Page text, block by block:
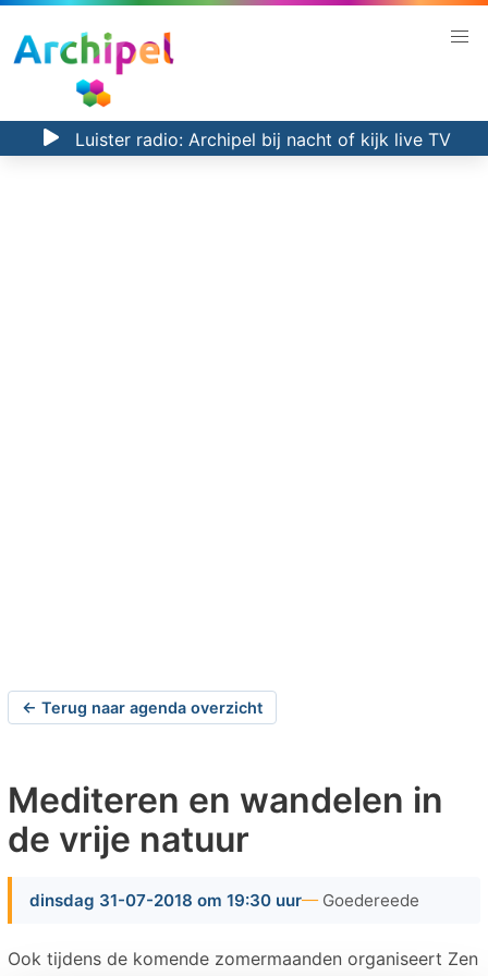
Luister radio: Archipel bij nacht of kijk live TV
← Terug naar agenda overzicht
Mediteren en wandelen in
de vrije natuur
dinsdag 31-07-2018 om 19:30 uur Goedereede
Ook tijdens de komende zomermaanden organiseert Zen